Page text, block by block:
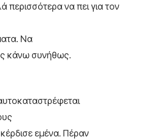
περισσότερα να πει για τον
Να
κάνω συνήθως.
εμένα. Πέραν